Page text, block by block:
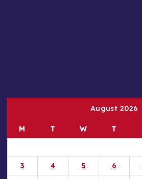
August 2026
M T W T
3
4 5 6